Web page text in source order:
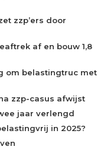
zzp’ers door
af en bouw 1,8
om belastingtruc met
zzp-casus afwijst
jaar verlengd
in 2025?